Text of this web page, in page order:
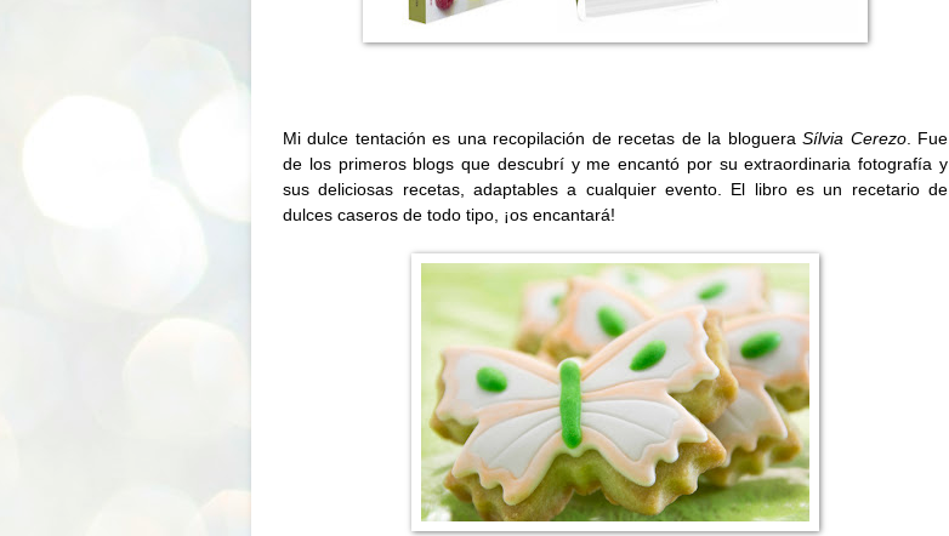
Mi dulce tentación es una recopilación de recetas de la blogueraSílvia Cerezo. Fue
de los primeros blogs que descubrí y me encantó por su extraordinaria fotografía y
sus deliciosas recetas, adaptables a cualquier evento. El libro es un recetario de
dulces caseros de todo tipo, ¡os encantará!